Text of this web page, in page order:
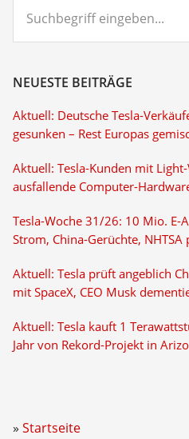
eingeben...
NEUESTE BEITRÄGE
Aktuell: Deutsche Tesla-
gesunken – Rest Europas
Aktuell: Tesla-Kunden mit
ausfallende Computer-
Tesla-Woche 31/26: 10 Mio. E-
Strom, China-Gerüchte, NHTSA
Aktuell: Tesla prüft angeblich
mit SpaceX, CEO Musk
Aktuell: Tesla kauft 1
Jahr von Rekord-Projekt in
Startseite